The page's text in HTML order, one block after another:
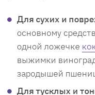
Для сухих и
основному
одной ложечке
выжимки
зародышей
Для тусклых и